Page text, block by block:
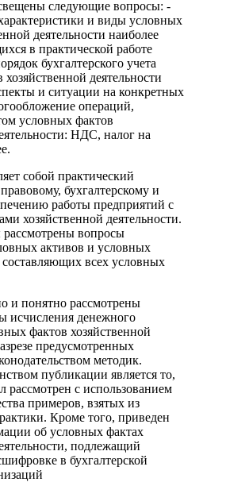
следующие вопросы: -
и виды условных
деятельности наиболее
в практической работе
бухгалтерского учета
деятельности
и ситуации на конкретных
операций,
условных фактов
НДС, налог на
собой практический
бухгалтерскому и
работы предприятий с
хозяйственной деятельности.
вопросы
активов и условных
составляющих всех условных
и понятно рассмотрены
исчисления денежного
фактов хозяйственной
предусмотренных
методик.
публикации является то,
рассмотрен с использованием
примеров, взятых из
Кроме того, приведен
об условных фактах
подлежащий
в бухгалтерской